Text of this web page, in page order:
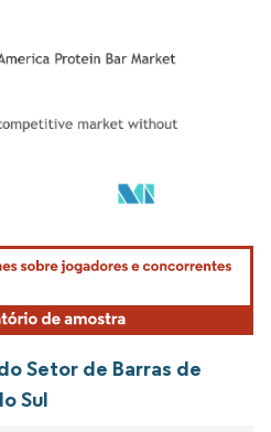
requer atribuição conforme CC BY 4.0.
Setor de Barras de
Sul